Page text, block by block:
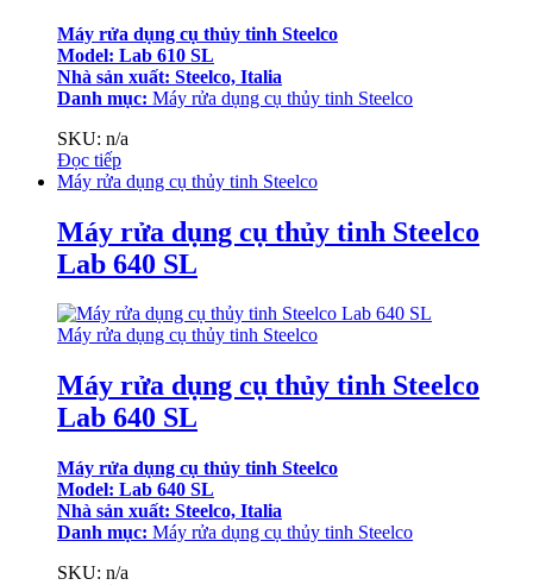
Máy rửa dụng cụ thủy tinh Steelco
Model: Lab 610 SL
Nhà sản xuất: Steelco, Italia
Danh mục: Máy rửa dụng cụ thủy tinh Steelco
SKU: n/a
Đọc tiếp
Máy rửa dụng cụ thủy tinh Steelco
Máy rửa dụng cụ thủy tinh Steelco
Lab 640 SL
Máy rửa dụng cụ thủy tinh Steelco
Máy rửa dụng cụ thủy tinh Steelco
Lab 640 SL
Máy rửa dụng cụ thủy tinh Steelco
Model: Lab 640 SL
Nhà sản xuất: Steelco, Italia
Danh mục: Máy rửa dụng cụ thủy tinh Steelco
SKU: n/a